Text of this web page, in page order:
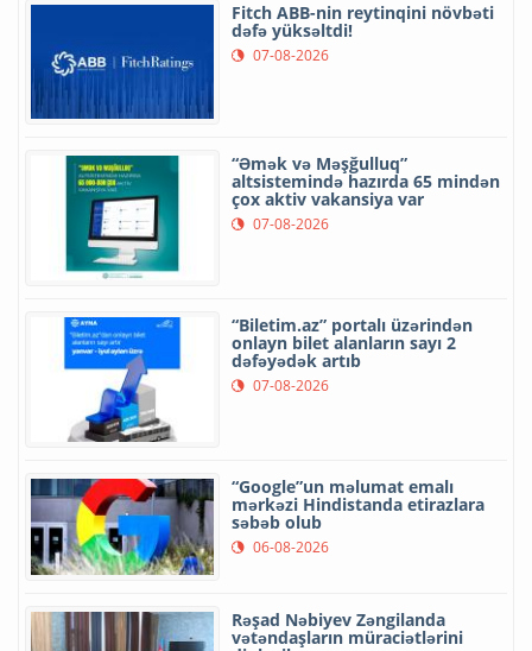
Fitch ABB-nin reytinqini növbəti
dəfə yüksəltdi!
07-08-2026
“Əmək və Məşğulluq”
altsistemində hazırda 65 mindən
çox aktiv vakansiya var
07-08-2026
“Biletim.az” portalı üzərindən
onlayn bilet alanların sayı 2
dəfəyədək artıb
07-08-2026
“Google”un məlumat emalı
mərkəzi Hindistanda etirazlara
səbəb olub
06-08-2026
Rəşad Nəbiyev Zəngilanda
vətəndaşların müraciətlərini